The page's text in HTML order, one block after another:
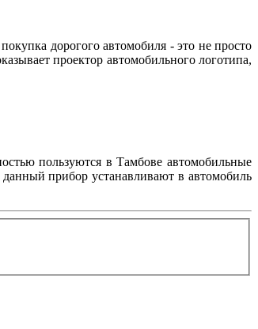
дорогого автомобиля - это не просто
проектор автомобильного логотипа,
пользуются в Тамбове автомобильные
прибор устанавливают в автомобиль